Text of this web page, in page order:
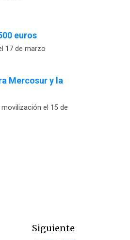
euros
17 de marzo
Mercosur y la
el 15 de
Siguiente